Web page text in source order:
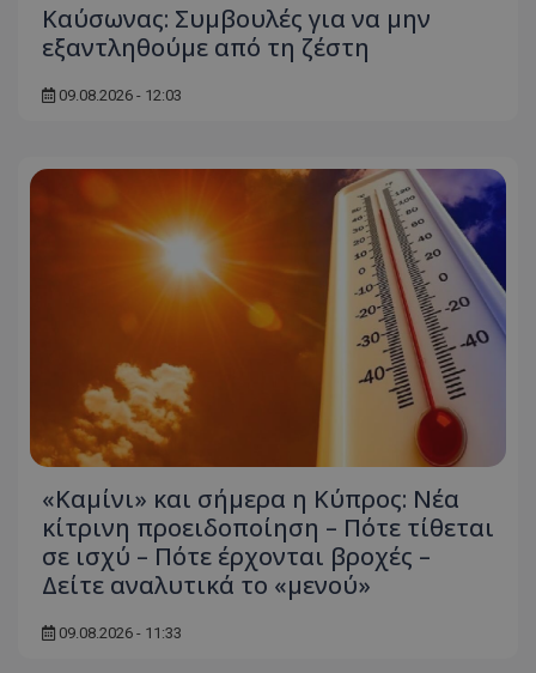
Kαύσωνας: Συμβουλές για να μην
εξαντληθούμε από τη ζέστη
09.08.2026 - 12:03
«Καμίνι» και σήμερα η Κύπρος: Νέα
κίτρινη προειδοποίηση – Πότε τίθεται
σε ισχύ – Πότε έρχονται βροχές –
Δείτε αναλυτικά το «μενού»
09.08.2026 - 11:33